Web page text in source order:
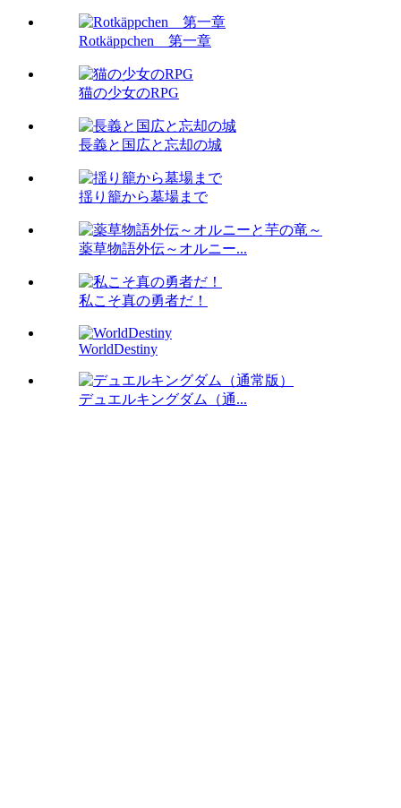
Rotkäppchen 第一章
猫の少女のRPG
長義と国広と忘却の城
揺り籠から墓場まで
薬草物語外伝～オルニー...
私こそ真の勇者だ！
WorldDestiny
デュエルキングダム（通...